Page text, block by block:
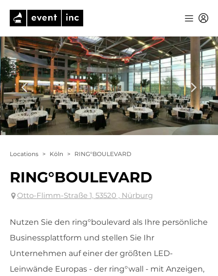
Locations > Köln > RING°BOULEVARD
RING°BOULEVARD
Otto-Flimm-Straße 1, 53520 , Nürburg
Nutzen Sie den ring°boulevard als Ihre persönliche
Businessplattform und stellen Sie Ihr
Unternehmen auf einer der größten LED-
Leinwände Europas - der ring°wall - mit Anzeigen,